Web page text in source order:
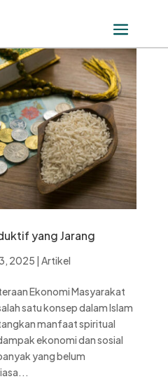
yang Jarang
2025 | Artikel
Ekonomi Masyarakat
satu konsep dalam Islam
manfaat spiritual
ekonomi dan sosial
yang belum